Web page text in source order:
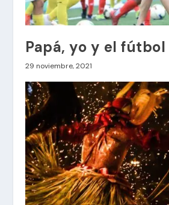
Papá, yo y el fútbol
29 noviembre, 2021